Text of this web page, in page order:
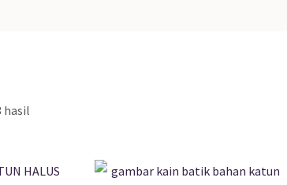
hasil